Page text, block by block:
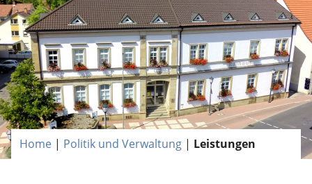
Home | Politik und Verwaltung | Leistungen